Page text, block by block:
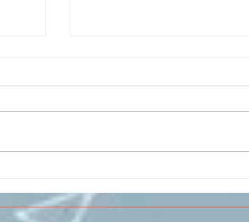
superiori per il concorso
sull'Aerospazio